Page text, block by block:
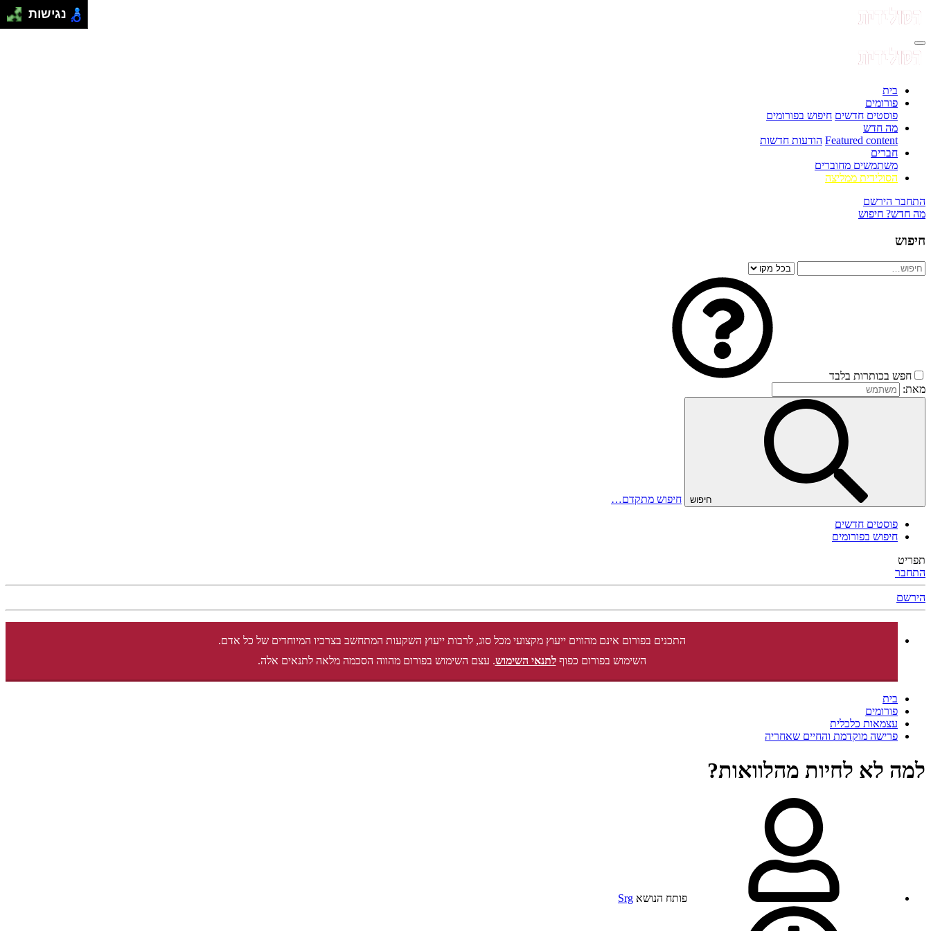
בית
פורומים
פוסטים חדשים חיפוש בפורומים
מה חדש
Featured content הודעות חדשות
חברים
משתמשים מחוברים
הסולידית ממליצה
התחבר הירשם
מה חדש? חיפוש
חיפוש
חפש בכותרות בלבד
מאת:
חיפוש חיפוש מתקדם…
פוסטים חדשים
חיפוש בפורומים
תפריט
התחבר
הירשם
התכנים בפורום אינם מהווים ייעוץ מקצועי מכל סוג, לרבות ייעוץ השקעות המתחשב בצרכיו המיוחדים של כל אדם.
השימוש בפורום כפוףלתנאי השימוש. עצם השימוש בפורום מהווה הסכמה מלאה לתנאים אלה.
בית
פורומים
עצמאות כלכלית
פרישה מוקדמת והחיים שאחריה
למה לא לחיות מהלוואות?
פותח הנושא Srg
נגישות